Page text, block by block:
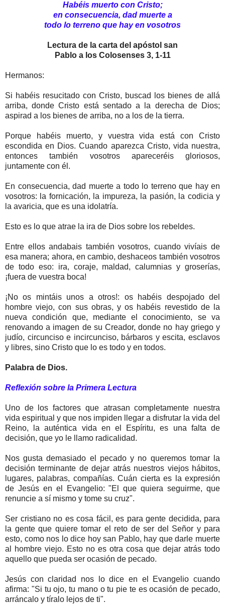
Habéis muerto con Cristo;
en consecuencia, dad muerte a
todo lo terreno que hay en vosotros
Lectura de la carta del apóstol san
Pablo a los Colosenses 3, 1-11
Hermanos:
Si habéis resucitado con Cristo, buscad los bienes de allá
arriba, donde Cristo está sentado a la derecha de Dios;
aspirad a los bienes de arriba, no a los de la tierra.
Porque habéis muerto, y vuestra vida está con Cristo
escondida en Dios. Cuando aparezca Cristo, vida nuestra,
entonces también vosotros apareceréis gloriosos,
juntamente con él.
En consecuencia, dad muerte a todo lo terreno que hay en
vosotros: la fornicación, la impureza, la pasión, la codicia y
la avaricia, que es una idolatría.
Esto es lo que atrae la ira de Dios sobre los rebeldes.
Entre ellos andabais también vosotros, cuando vivíais de
esa manera; ahora, en cambio, deshaceos también vosotros
de todo eso: ira, coraje, maldad, calumnias y groserías,
¡fuera de vuestra boca!
¡No os mintáis unos a otros!: os habéis despojado del
hombre viejo, con sus obras, y os habéis revestido de la
nueva condición que, mediante el conocimiento, se va
renovando a imagen de su Creador, donde no hay griego y
judío, circunciso e incircunciso, bárbaros y escita, esclavos
y libres, sino Cristo que lo es todo y en todos.
Palabra de Dios.
Reflexión sobre la Primera Lectura
Uno de los factores que atrasan completamente nuestra
vida espiritual y que nos impiden llegar a disfrutar la vida del
Reino, la auténtica vida en el Espíritu, es una falta de
decisión, que yo le llamo radicalidad.
Nos gusta demasiado el pecado y no queremos tomar la
decisión terminante de dejar atrás nuestros viejos hábitos,
lugares, palabras, compañías. Cuán cierta es la expresión
de Jesús en el Evangelio: "El que quiera seguirme, que
renuncie a sí mismo y tome su cruz".
Ser cristiano no es cosa fácil, es para gente decidida, para
la gente que quiere tomar el reto de ser del Señor y para
esto, como nos lo dice hoy san Pablo, hay que darle muerte
al hombre viejo. Esto no es otra cosa que dejar atrás todo
aquello que pueda ser ocasión de pecado.
Jesús con claridad nos lo dice en el Evangelio cuando
afirma: "Si tu ojo, tu mano o tu pie te es ocasión de pecado,
arráncalo y tíralo lejos de ti".